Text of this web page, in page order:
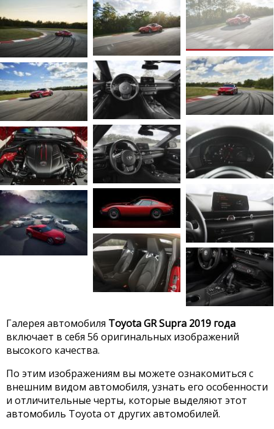
Галерея автомобиля Toyota GR Supra 2019 года
включает в себя 56 оригинальных изображений
высокого качества.
По этим изображениям вы можете ознакомиться с
внешним видом автомобиля, узнать его особенности
и отличительные черты, которые выделяют этот
автомобиль Toyota от других автомобилей.